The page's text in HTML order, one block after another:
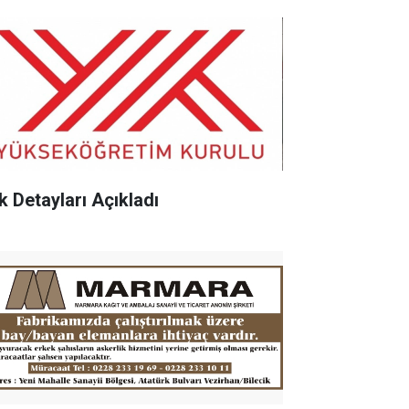
Detayları Açıkladı